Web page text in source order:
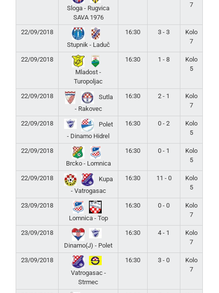
Sloga - Rugvica
SAVA 1976
7
22/09/2018
Stupnik - Laduč
16:30 3 - 3
Kolo
7
22/09/2018
Mladost -
Turopoljac
16:30 1 - 8
Kolo
5
22/09/2018
Sutla
- Rakovec
16:30 2 - 1
Kolo
7
22/09/2018
Polet
- Dinamo Hidrel
16:30 0 - 2
Kolo
5
22/09/2018
Brcko - Lomnica
16:30 0 - 1
Kolo
5
22/09/2018
Kupa
- Vatrogasac
16:30 11 - 0
Kolo
5
23/09/2018
Lomnica - Top
16:30 0 - 0
Kolo
7
23/09/2018
Dinamo(J) - Polet
16:30 4 - 1
Kolo
7
23/09/2018
Vatrogasac -
Strmec
16:30 3 - 0
Kolo
7